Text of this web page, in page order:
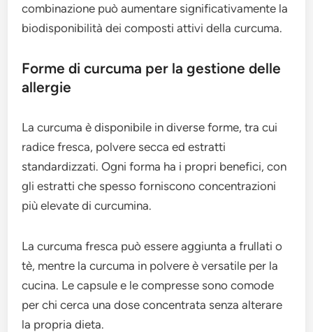
combinazione può aumentare significativamente la
biodisponibilità dei composti attivi della curcuma.
Forme di curcuma per la gestione delle
allergie
La curcuma è disponibile in diverse forme, tra cui
radice fresca, polvere secca ed estratti
standardizzati. Ogni forma ha i propri benefici, con
gli estratti che spesso forniscono concentrazioni
più elevate di curcumina.
La curcuma fresca può essere aggiunta a frullati o
tè, mentre la curcuma in polvere è versatile per la
cucina. Le capsule e le compresse sono comode
per chi cerca una dose concentrata senza alterare
la propria dieta.